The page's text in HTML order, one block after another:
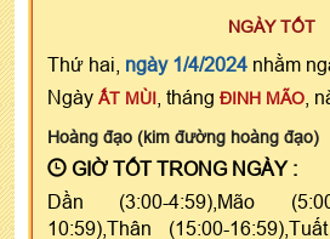
NGÀY TỐT
Thứ hai, ngày 1/4/2024 nhằm
Ngày ẤT MÙI , tháng ĐINH MÃO ,
Hoàng đạo (kim đường hoàng đạo)
GIỜ TỐT TRONG NGÀY :
Dần (3:00-4:59),Mão
10:59),Thân (15:00-